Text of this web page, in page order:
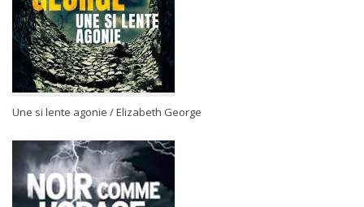
Une si lente agonie / Elizabeth George